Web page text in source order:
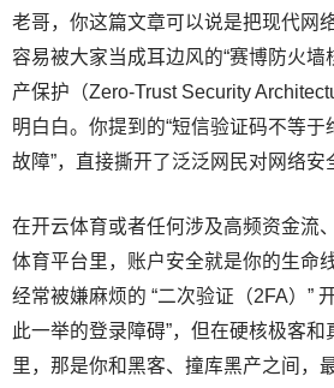
老哥，你这篇文章可以说是把现代网
容易被大家当成耳边风的“赛博防火
产保护（Zero-Trust Security
明白白。你提到的“短信验证码不等于
故障”，直接撕开了泛泛网民对网络安
在开云体育或者任何涉及高频资金流
体育平台里，账户安全就是你的生命
经常被嫌麻烦的 “二次验证（2FA）”
此一举的登录障碍”，但在硬核极客
里，那是你和黑客、撞库黑产之间，